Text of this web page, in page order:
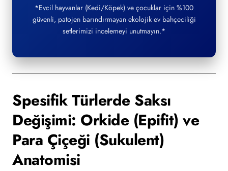
*Evcil hayvanlar (Kedi/Köpek) ve çocuklar için %100
güvenli, patojen barındırmayan ekolojik ev bahçeciliği
setlerimizi incelemeyi unutmayın.*
Spesifik Türlerde Saksı
Değişimi: Orkide (Epifit) ve
Para Çiçeği (Sukulent)
Anatomisi